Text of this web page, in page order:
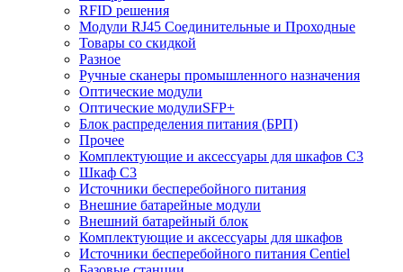
RFID решения
Модули RJ45 Соединительные и Проходные
Товары со скидкой
Разное
Ручные сканеры промышленного назначения
Оптические модули
Оптические модулиSFP+
Блок распределения питания (БРП)
Прочее
Комплектующие и аксессуары для шкафов C3
Шкаф C3
Источники бесперебойного питания
Внешние батарейные модули
Внешний батарейный блок
Комплектующие и аксессуары для шкафов
Источники бесперебойного питания Centiel